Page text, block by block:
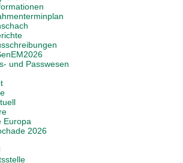
und Passwesen
Europa
2026